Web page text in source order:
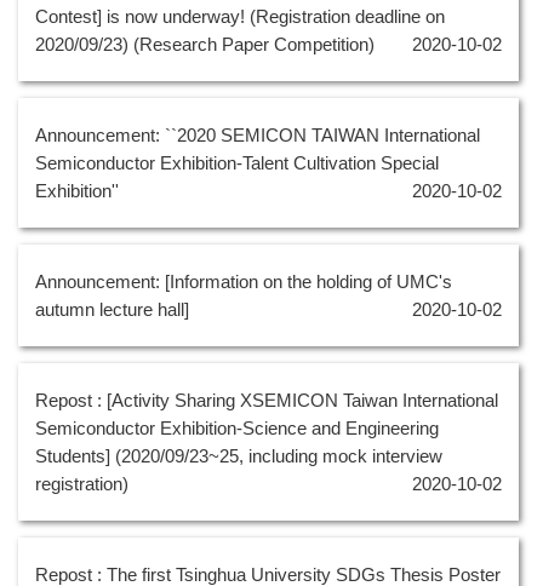
Contest] is now underway! (Registration deadline on
2020/09/23) (Research Paper Competition)
2020-10-02
Announcement: ``2020 SEMICON TAIWAN International
Semiconductor Exhibition-Talent Cultivation Special
Exhibition''
2020-10-02
Announcement: [Information on the holding of UMC's
autumn lecture hall]
2020-10-02
Repost : [Activity Sharing XSEMICON Taiwan International
Semiconductor Exhibition-Science and Engineering
Students] (2020/09/23~25, including mock interview
registration)
2020-10-02
Repost : The first Tsinghua University SDGs Thesis Poster